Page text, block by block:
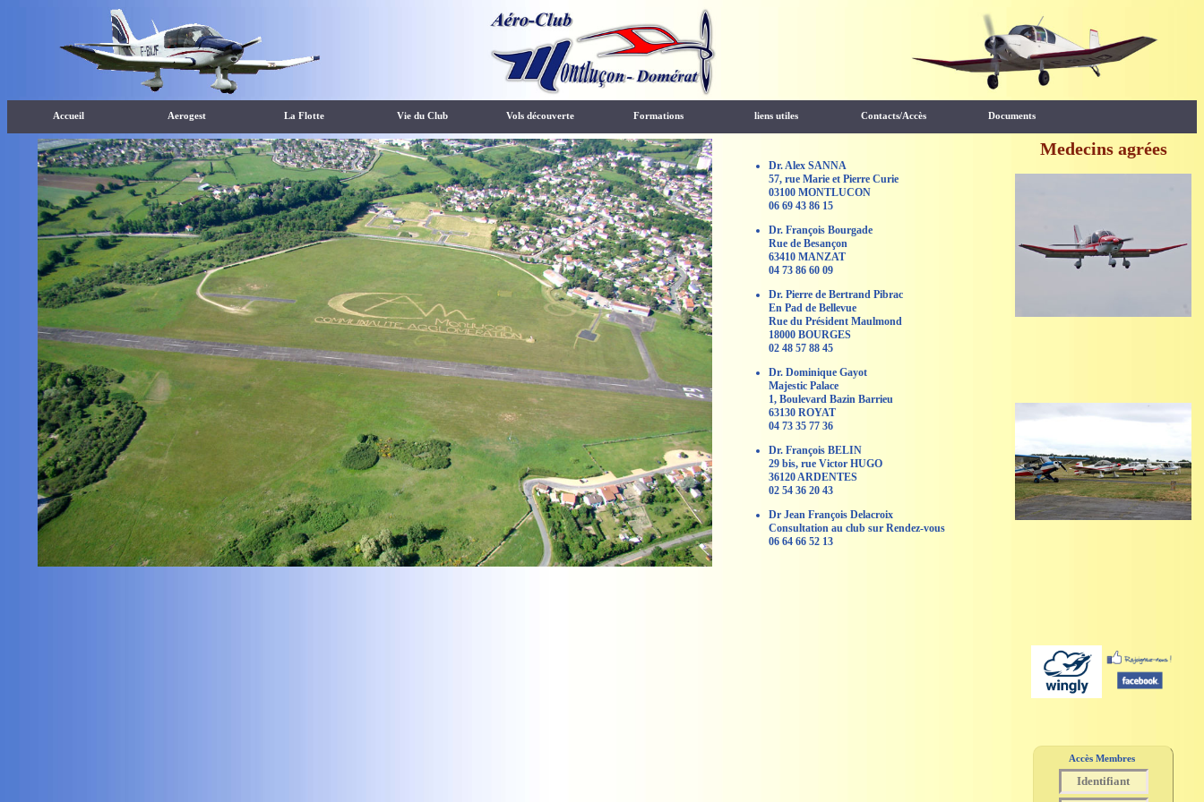
Accueil Aerogest La Flotte Vie du Club Vols découverte Formations liens utiles Contacts/Accès Documents
Dr. Alex SANNA
57, rue Marie et Pierre Curie
03100 MONTLUCON
06 69 43 86 15
Dr. François Bourgade
Rue de Besançon
63410 MANZAT
04 73 86 60 09
Dr. Pierre de Bertrand Pibrac
En Pad de Bellevue
Rue du Président Maulmond
18000 BOURGES
02 48 57 88 45
Dr. Dominique Gayot
Majestic Palace
1, Boulevard Bazin Barrieu
63130 ROYAT
04 73 35 77 36
Dr. François BELIN
29 bis, rue Victor HUGO
36120 ARDENTES
02 54 36 20 43
Dr Jean François Delacroix
Consultation au club sur Rendez-vous
06 64 66 52 13
Medecins agrées
Accès Membres